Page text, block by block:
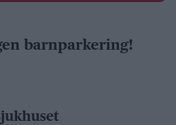
barnparkering!